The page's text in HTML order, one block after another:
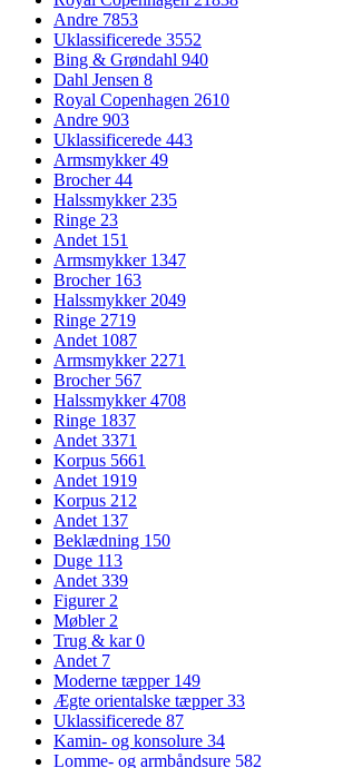
Andre 7853
Uklassificerede 3552
Bing & Grøndahl 940
Dahl Jensen 8
Royal Copenhagen 2610
Andre 903
Uklassificerede 443
Armsmykker49
Brocher44
Halssmykker235
Ringe 23
Andet 151
Armsmykker 1347
Brocher 163
Halssmykker2049
Ringe 2719
Andet 1087
Armsmykker2271
Brocher 567
Halssmykker4708
Ringe 1837
Andet3371
Korpus 5661
Andet 1919
Korpus 212
Andet 137
Beklædning 150
Duge 113
Andet339
Figurer2
Møbler2
Trug & kar0
Andet 7
Moderne tæpper 149
Ægte orientalske tæpper33
Uklassificerede 87
Kamin- og konsolure 34
Lomme- og armbåndsure 582